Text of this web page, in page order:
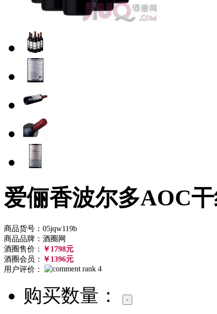
爱俪香波尔多AOC
商品货号：05jqw119b
商品品牌：酒圈网
酒圈售价： ￥1798元
酒圈会员： ￥1396元
用户评价：
购买数量：